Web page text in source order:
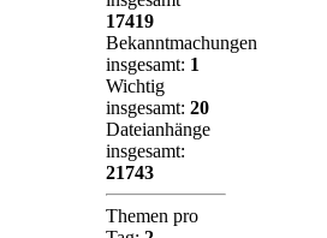
17419
Bekanntmachungen
insgesamt: 1
Wichtig
insgesamt: 20
Dateianhänge
insgesamt:
21743
Themen pro